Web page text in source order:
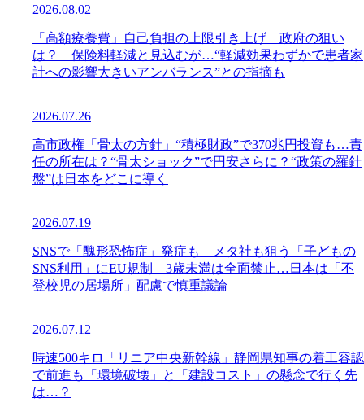
2026.08.02
「高額療養費」自己負担の上限引き上げ 政府の狙い
は？ 保険料軽減と見込むが…“軽減効果わずかで患者家
計への影響大きいアンバランス”との指摘も
2026.07.26
高市政権「骨太の方針」“積極財政”で370兆円投資も…責
任の所在は？“骨太ショック”で円安さらに？“政策の羅針
盤”は日本をどこに導く
2026.07.19
SNSで「醜形恐怖症」発症も メタ社も狙う「子どもの
SNS利用」にEU規制 3歳未満は全面禁止…日本は「不
登校児の居場所」配慮で慎重議論
2026.07.12
時速500キロ「リニア中央新幹線」静岡県知事の着工容認
で前進も「環境破壊」と「建設コスト」の懸念で行く先
は…？